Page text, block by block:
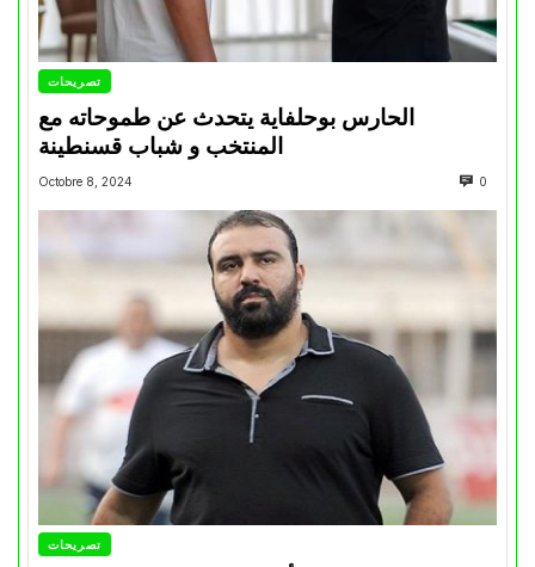
تصريحات
الحارس بوحلفاية يتحدث عن طموحاته مع
المنتخب و شباب قسنطينة
Octobre 8, 2024 0
تصريحات